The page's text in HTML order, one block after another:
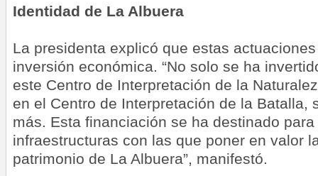
Identidad de La Albuera
La presidenta explicó que estas
inversión económica. “No solo se ha
este Centro de Interpretación de la
en el Centro de Interpretación de la Batalla,
más. Esta financiación se ha destinado
infraestructuras con las que poner en valor
patrimonio de La Albuera”, manifestó.